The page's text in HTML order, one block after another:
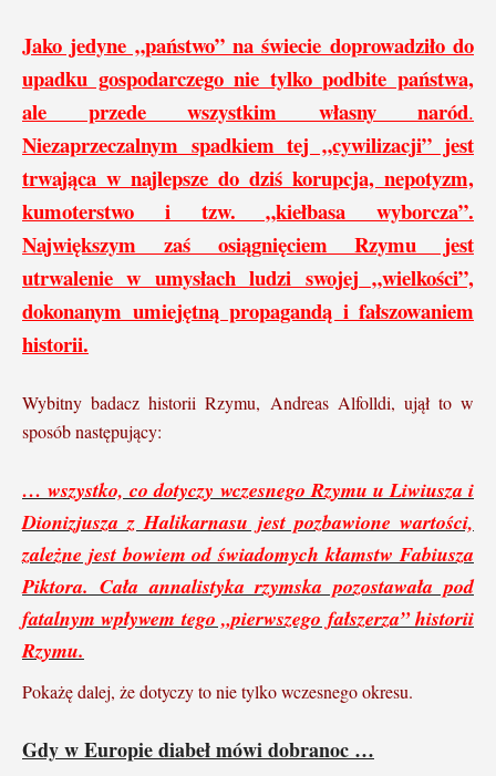
Jako jedyne „państwo” na świecie doprowadziło do
upadku gospodarczego nie tylko podbite państwa,
ale przede wszystkim własny naród.
Niezaprzeczalnym spadkiem tej „cywilizacji” jest
trwająca w najlepsze do dziś korupcja, nepotyzm,
kumoterstwo i tzw. „kiełbasa wyborcza”.
Największym zaś osiągnięciem Rzymu jest
utrwalenie w umysłach ludzi swojej „wielkości”,
dokonanym umiejętną propagandą i fałszowaniem
historii.
Wybitny badacz historii Rzymu, Andreas Alfolldi, ujął to w
sposób następujący:
… wszystko, co dotyczy wczesnego Rzymu u Liwiusza i
Dionizjusza z Halikarnasu jest pozbawione wartości,
zależne jest bowiem od świadomych kłamstw Fabiusza
Piktora. Cała annalistyka rzymska pozostawała pod
fatalnym wpływem tego „pierwszego fałszerza” historii
Rzymu.
Pokażę dalej, że dotyczy to nie tylko wczesnego okresu.
Gdy w Europie diabeł mówi dobranoc …